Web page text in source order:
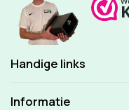
Handige links
Informatie